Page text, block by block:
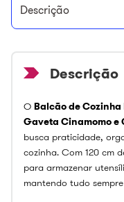
Descrição
O Balcão de Cozinha
Gaveta Cinamomo e
busca praticidade,
cozinha. Com 120 cm
para armazenar
mantendo tudo